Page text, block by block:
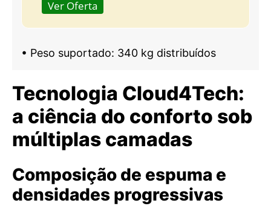
Ver Oferta
• Peso suportado: 340 kg distribuídos
Tecnologia Cloud4Tech:
a ciência do conforto sob
múltiplas camadas
Composição de espuma e
densidades progressivas